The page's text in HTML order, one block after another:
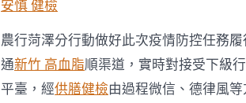
安慎 健檢
農行菏澤分行動做好此次疫情防控任務
通新竹 高血脂順渠道，實時對接受下級
平臺，經供膳健檢由過程微信、德律風